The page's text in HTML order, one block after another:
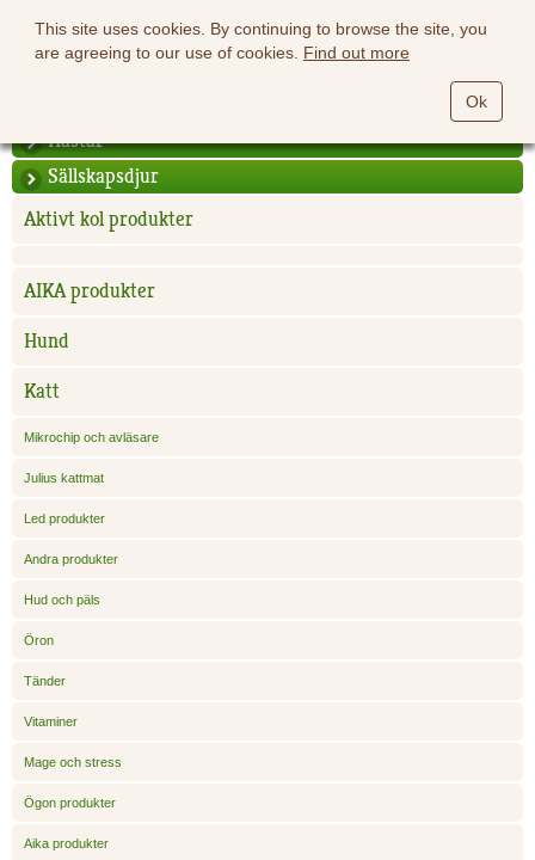
This site uses cookies. By continuing to browse the site, you
are agreeing to our use of cookies. Find out more
Ok
Hästar
Sällskapsdjur
Aktivt kol produkter
AIKA produkter
Hund
Katt
Mikrochip och avläsare
Julius kattmat
Led produkter
Andra produkter
Hud och päls
Öron
Tänder
Vitaminer
Mage och stress
Ögon produkter
Aika produkter